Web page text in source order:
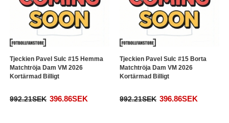
Tjeckien Pavel Sulc #15 Hemma
Matchtröja Dam VM 2026
Kortärmad Billigt
992.21SEK 396.86SEK
Tjeckien Pavel Sulc #15 Borta
Matchtröja Dam VM 2026
Kortärmad Billigt
992.21SEK 396.86SEK